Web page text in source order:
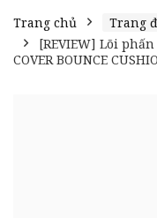
Trang chủ Trang
[REVIEW] Lõi phấn
COVER BOUNCE